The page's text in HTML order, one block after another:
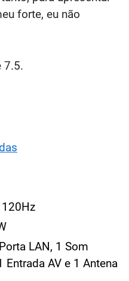
forte, eu não
7.5.
120Hz
LAN, 1 Som
AV e 1 Antena